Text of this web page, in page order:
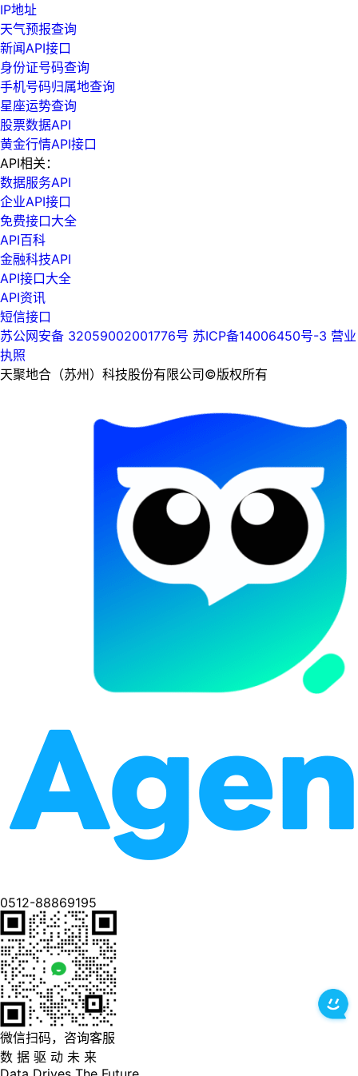
IP地址
天气预报查询
新闻API接口
身份证号码查询
手机号码归属地查询
星座运势查询
股票数据API
黄金行情API接口
API相关：
数据服务API
企业API接口
免费接口大全
API百科
金融科技API
API接口大全
API资讯
短信接口
苏公网安备 32059002001776号 苏ICP备14006450号-3 营业
执照
天聚地合（苏州）科技股份有限公司©版权所有
0512-88869195
微信扫码，咨询客服
数 据 驱 动 未 来